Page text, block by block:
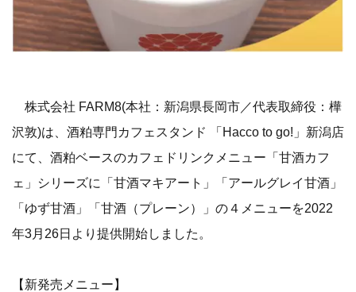
株式会社 FARM8(本社：新潟県長岡市／代表取締役：樺
沢敦)は、酒粕専門カフェスタンド 「Hacco to go!」新潟店
にて、酒粕ベースのカフェドリンクメニュー「甘酒カフ
ェ」シリーズに「甘酒マキアート」「アールグレイ甘酒」
「ゆず甘酒」「甘酒（プレーン）」の４メニューを2022
年3月26日より提供開始しました。
【新発売メニュー】